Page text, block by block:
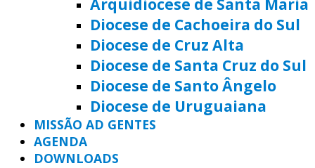
Arquidiocese de Santa Maria
Diocese de Cachoeira do Sul
Diocese de Cruz Alta
Diocese de Santa Cruz do Sul
Diocese de Santo Ângelo
Diocese de Uruguaiana
MISSÃO AD GENTES
AGENDA
DOWNLOADS